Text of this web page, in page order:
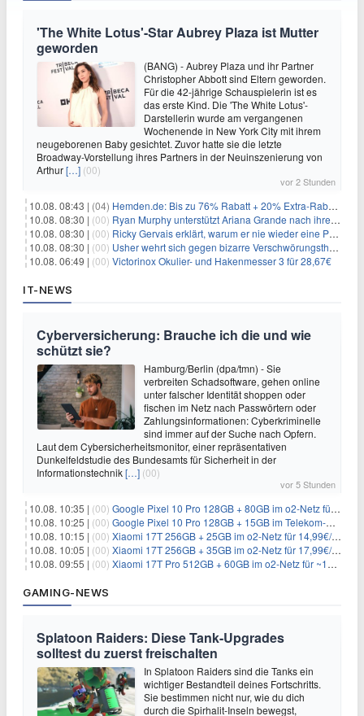
'The White Lotus'-Star Aubrey Plaza ist Mutter
geworden
(BANG) - Aubrey Plaza und ihr Partner
Christopher Abbott sind Eltern geworden.
Für die 42-jährige Schauspielerin ist es
das erste Kind. Die 'The White Lotus'-
Darstellerin wurde am vergangenen
Wochenende in New York City mit ihrem
neugeborenen Baby gesichtet. Zuvor hatte sie die letzte
Broadway-Vorstellung ihres Partners in der Neuinszenierung von
Arthur[…] (00)
vor 2 Stunden
10.08. 08:43 | (04) Hemden.de: Bis zu 76% Rabatt + 20% Extra-Rabatt auf ALLE Hemden
10.08. 08:30 | (00) Ryan Murphy unterstützt Ariana Grande nach ihrem Ausstieg bei 'American Horror Story'
10.08. 08:30 | (00) Ricky Gervais erklärt, warum er nie wieder eine Preisverleihung moderieren will
10.08. 08:30 | (00) Usher wehrt sich gegen bizarre Verschwörungstheorie über angeblichen 'Klon'
10.08. 06:49 | (00) Victorinox Okulier- und Hakenmesser 3 für 28,67€
IT-NEWS
Cyberversicherung: Brauche ich die und wie
schützt sie?
Hamburg/Berlin (dpa/tmn) - Sie
verbreiten Schadsoftware, gehen online
unter falscher Identität shoppen oder
fischen im Netz nach Passwörtern oder
Zahlungsinformationen: Cyberkriminelle
sind immer auf der Suche nach Opfern.
Laut dem Cybersicherheitsmonitor, einer repräsentativen
Dunkelfeldstudie des Bundesamts für Sicherheit in der
Informationstechnik[…] (00)
vor 5 Stunden
10.08. 10:35 | (00) Google Pixel 10 Pro 128GB + 80GB im o2-Netz für 24,99€/Monat (effektiv -6,60€/Monat)
10.08. 10:25 | (00) Google Pixel 10 Pro 128GB + 15GB im Telekom-Netz für 19,98€/Monat (effektiv -12,77€/Monat)
10.08. 10:15 | (00) Xiaomi 17T 256GB + 25GB im o2-Netz für 14,99€/Monat (effektiv -4,30€/Monat)
10.08. 10:05 | (00) Xiaomi 17T 256GB + 35GB im o2-Netz für 17,99€/Monat (effektiv -2,47€/Monat)
10.08. 09:55 | (00) Xiaomi 17T Pro 512GB + 60GB im o2-Netz für ~19,99€/Monat (effektiv -7,22€/Monat)
GAMING-NEWS
Splatoon Raiders: Diese Tank-Upgrades
solltest du zuerst freischalten
In Splatoon Raiders sind die Tanks ein
wichtiger Bestandteil deines Fortschritts.
Sie bestimmen nicht nur, wie du dich
durch die Spirhalit-Inseln bewegst,